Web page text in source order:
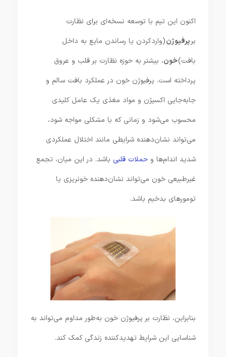
اکنون این تیم با توسعه نسخه‌ای برای نظارت
برپرفیوژن(وارد‌کردن یا رساندن مایع به داخل
بافت)خون، بیشتر به حوزه نظارت بر قلب و عروق
پرداخته است. پرفیوژن خون در عملکرد بافت سالم و
جابه‌جایی اکسیژن و مواد مغذی یک عامل کلیدی
محسوب می‌شود و زمانی که با مشکلی مواجه شود،
می‌تواند نشان‌دهنده شرایطی مانند اختلال عملکردی
شدید اندام‌ها و حملات قلبی باشد. در این میان، تجمع
غیرطبیعی خون می‌تواند نشان‌دهنده خونریزی یا
تومورهای بدخیم باشد.
بنابراین، نظارت بر پرفیوژن خون به‌طور مداوم می‌تواند به
شناسایی این شرایط تهدیدکننده زندگی کمک کند.